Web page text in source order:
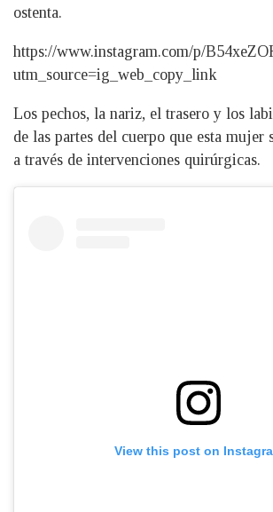
ostenta.
https://www.instagram.com/p/
utm_source=ig_web_copy_link
Los pechos, la nariz, el trasero y los
de las partes del cuerpo que esta mujer
a través de intervenciones quirúrgicas.
View this post on